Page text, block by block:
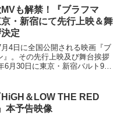
も解禁！『ブラフマ
京・新宿にて先行上映＆舞
定
月4日に全国公開される映画『ブ
』。その先行上映及び舞台挨拶
6月30日に東京・新宿バルト9に
の活動を収めた音楽ドキュメ
。結...
HiGH＆LOW THE RED
本予告映像